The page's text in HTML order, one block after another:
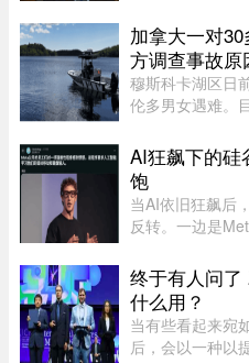
斯兰共和国发动
加拿大一对
方调查事故原
穆斯科卡湖区日
伦多男女遇难。
一名 32 岁男性
出，出事时船上
AI狂飙下的硅
饱
当AI依旧狂飙后
反转。一边是
量培养技工；一
AI迭代吞噬自身
终于有人问
什么用？
当有些看起来宛
后，会以一种以